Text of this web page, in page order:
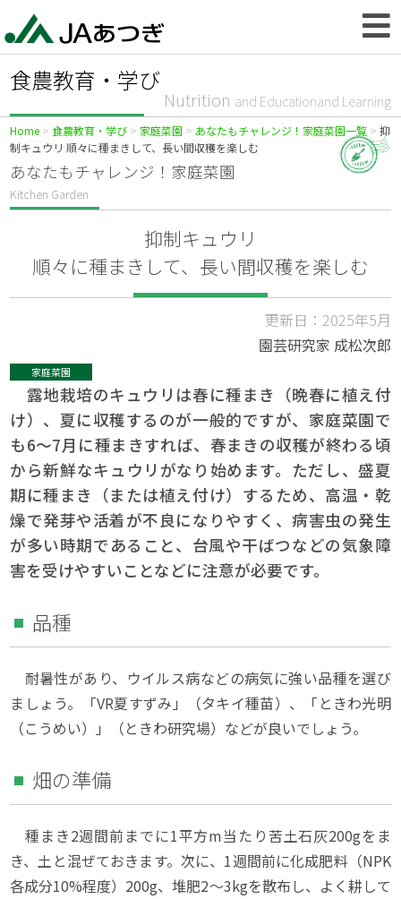
食農教育・学び
Nutrition and Educationand Learning
Home 食農教育・学び 家庭菜園 あなたもチャレンジ！家庭菜園一覧
抑
制キュウリ 順々に種まきして、長い間収穫を楽しむ
あなたもチャレンジ！家庭菜園
Kitchen Garden
抑制キュウリ
順々に種まきして、長い間収穫を楽しむ
更新日：2025年5月
園芸研究家 成松次郎
家庭菜園
露地栽培のキュウリは春に種まき（晩春に植え付
け）、夏に収穫するのが一般的ですが、家庭菜園で
も6〜7月に種まきすれば、春まきの収穫が終わる頃
から新鮮なキュウリがなり始めます。ただし、盛夏
期に種まき（または植え付け）するため、高温・乾
燥で発芽や活着が不良になりやすく、病害虫の発生
が多い時期であること、台風や干ばつなどの気象障
害を受けやすいことなどに注意が必要です。
品種
耐暑性があり、ウイルス病などの病気に強い品種を選び
ましょう。「VR夏すずみ」（タキイ種苗）、「ときわ光明
（こうめい）」（ときわ研究場）などが良いでしょう。
畑の準備
種まき2週間前までに1平方m当たり苦土石灰200gをま
き、土と混ぜておきます。次に、1週間前に化成肥料（NPK
各成分10%程度）200g、堆肥2〜3kgを散布し、よく耕して